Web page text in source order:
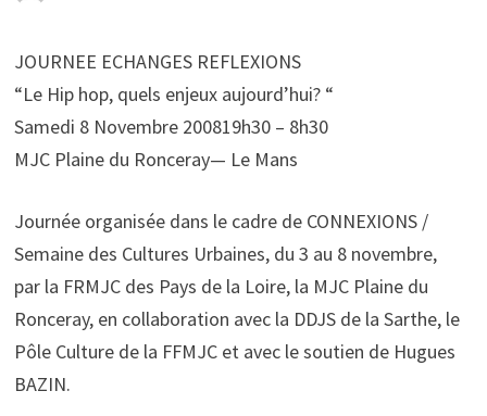
JOURNEE ECHANGES REFLEXIONS
“Le Hip hop, quels enjeux aujourd’hui? “
Samedi 8 Novembre 200819h30 – 8h30
MJC Plaine du Ronceray— Le Mans
Journée organisée dans le cadre de CONNEXIONS /
Semaine des Cultures Urbaines, du 3 au 8 novembre,
par la FRMJC des Pays de la Loire, la MJC Plaine du
Ronceray, en collaboration avec la DDJS de la Sarthe, le
Pôle Culture de la FFMJC et avec le soutien de Hugues
BAZIN.